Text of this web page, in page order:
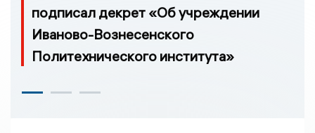
подписал декрет «Об учреждении
Иваново-Вознесенского
Политехнического института»